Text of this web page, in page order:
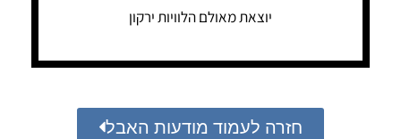
יוצאת מאולם הלוויות ירקון
חזרה לעמוד מודעות האבל